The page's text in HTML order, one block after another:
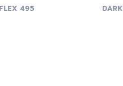
495